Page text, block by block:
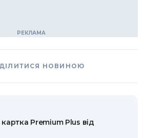
НОВИНОЮ
Premium Plus від